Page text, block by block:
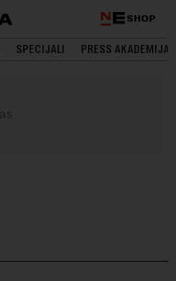
SHOP
SPECIJALI PRESS AKADEMIJA